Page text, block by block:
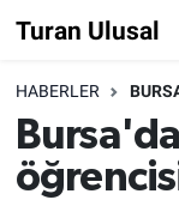
Turan Ulusal
HABERLER